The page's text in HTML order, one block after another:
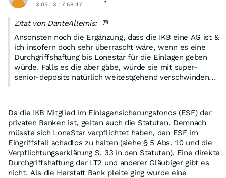
13.05.13 17:58:47
Zitat von DanteAllemis:
Ansonsten noch die Ergänzung, dass die IKB eine AG ist &
ich insofern doch sehr überrascht wäre, wenn es eine
Durchgriffshaftung bis Lonestar für die Einlagen geben
würde. Falls es die aber gäbe, würde sie mit super-
senior-deposits natürlich weitestgehend verschwinden...
Da die IKB Mitglied im Einlagensicherungsfonds (ESF) der
privaten Banken ist, gelten auch die Statuten. Demnach
müsste sich LoneStar verpflichtet haben, den ESF im
Eingriffsfall schadlos zu halten (siehe § 5 Abs. 10 und die
Verpflichtungserklärung S. 33 in den Statuten). Eine direkte
Durchgriffshaftung der LT2 und anderer Gläubiger gibt es
nicht. Als die Herstatt Bank pleite ging wurde eine